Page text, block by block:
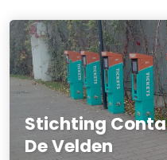
Stichting
De Velden